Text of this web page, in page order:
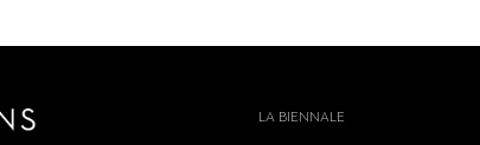
LA BIENNALE